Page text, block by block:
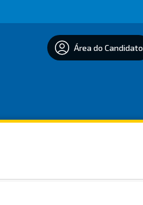
Área do Candidato